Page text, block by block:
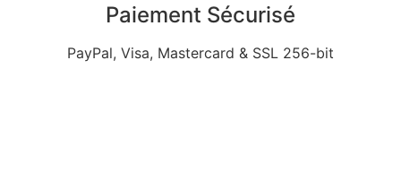
Paiement Sécurisé
PayPal, Visa, Mastercard & SSL 256-bit